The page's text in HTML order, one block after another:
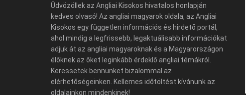
Üdvözöllek az Angliai Kisokos hivatalos honlapján
kedves olvasó! Az angliai magyarok oldala, az Angliai
Kisokos egy független információs és hirdető portál,
ahol mindig a legfrissebb, legaktuálisabb információkat
adjuk át az angliai magyaroknak és a Magyarországon
élőknek az őket leginkább érdeklő angliai témákról.
Keressetek bennünket bizalommal az
elérhetőségeinken. Kellemes időtöltést kívánunk az
oldalainkon mindenkinek!